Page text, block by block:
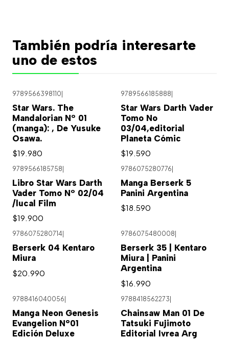
También podría interesarte
uno de estos
9789566398110|
Star Wars. The
Mandalorian Nº 01
(manga): , De Yusuke
Osawa.
$19.980
9789566185888|
Star Wars Darth Vader
Tomo No
03/04,editorial
Planeta Cómic
$19.590
9789566185758
Libro Star Wars Darth
Vader Tomo Nº 02/04
/lucal Film
$19.900
9786075280776
Manga Berserk 5
Panini Argentina
$18.590
9786075280714
Berserk 04 Kentaro
Miura
$20.990
9786075480008
Berserk 35 | Kentaro
Miura | Panini
Argentina
$16.990
9788416040056|
Manga Neon Genesis
Evangelion N°01
Edición Deluxe
9788418562273|
Chainsaw Man 01 De
Tatsuki Fujimoto
Editorial Ivrea Arg